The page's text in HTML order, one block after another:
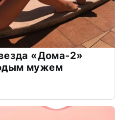
«Дома-2»
мужем